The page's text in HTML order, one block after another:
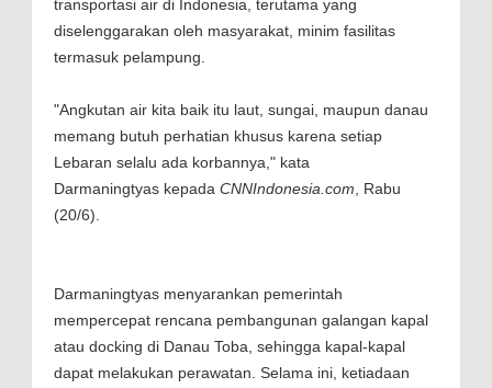
transportasi air di Indonesia, terutama yang
diselenggarakan oleh masyarakat, minim fasilitas
termasuk pelampung.
"Angkutan air kita baik itu laut, sungai, maupun danau
memang butuh perhatian khusus karena setiap
Lebaran selalu ada korbannya," kata
Darmaningtyas kepada CNNIndonesia.com , Rabu
(20/6).
Darmaningtyas menyarankan pemerintah
mempercepat rencana pembangunan galangan kapal
atau docking di Danau Toba, sehingga kapal-kapal
dapat melakukan perawatan. Selama ini, ketiadaan